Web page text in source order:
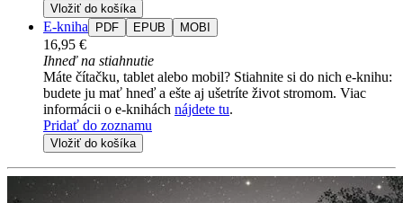
Vložiť do košíka
E-kniha PDF EPUB MOBI
16,95 €
Ihneď na stiahnutie
Máte čítačku, tablet alebo mobil? Stiahnite si do nich e-knihu:
budete ju mať hneď a ešte aj ušetríte život stromom. Viac
informácii o e-knihách nájdete tu.
Pridať do zoznamu
Vložiť do košíka